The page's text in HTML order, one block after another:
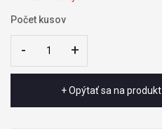
Počet kusov
- +
- +
+ Opýtať sa na produkt